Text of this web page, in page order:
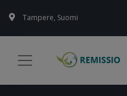
Tampere, Suomi